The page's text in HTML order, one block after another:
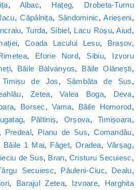
, Albac, Hațeg, Drobeta-Turnu
,Căpâlnița, Sândominic,Arieșeni,
, Turda, Sibiel, Lacu Roșu,Aiud,
,Coada Lacului Lesu, Brașov,
, Eforie Nord, Sibiu, Izvoru
, Băile Bálványos, Băile Olănești,
Timișu de Jos, Sâmbăta de Sus,
,Zetea,Valea Boga, Deva,
, Borsec, Vama, Băile Homorod,
, Păltiniș, Orșova, Timișoara,
, Predeal, Pianu de Sus,Comandău,
Băile 1 Mai, Făget, Oradea, Vărșag,
de Sus, Bran, Cristuru Secuiesc,
Secuiesc, Păuleni-Ciuc, Dealu,
, Barajul Zetea, Izvoare, Harghita